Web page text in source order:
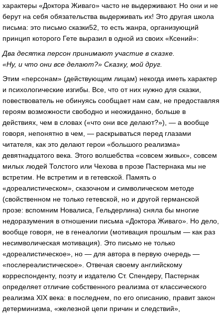
характеры «Доктора Живаго» часто не выдерживают. Но они и не
берут на себя обязательства выдерживать их! Это другая школа
письма: это письмо сказки52, то есть жанра, организующий
принцип которого Гете выразил в одной из своих «Ксений»:
Два десятка персон принимают участие в сказке.
«Ну, и что они все делают?» Сказку, мой друг.
Этим «персонам» (действующим лицам) некогда иметь характер
и психологические изгибы. Все, что от них нужно для сказки,
повествователь не обинуясь сообщает нам сам, не предоставляя
героям возможности свободно и неожиданно, больше в
действиях, чем в словах («что они все делают?»), — а вообще
говоря, непонятно в чем, — раскрываться перед глазами
читателя, как это делают герои «большого реализма»
девятнадцатого века. Этого волшебства «совсем живых», совсем
милых людей Толстого или Чехова в прозе Пастернака мы не
встретим. Не встретим и в гетевской. Память о
«дореалистическом», сказочном и символическом методе
(свойственном не только гетевской, но и другой германской
прозе: вспомним Новалиса, Гельдерлина) сняла бы многие
недоразумения в отношении письма «Доктора Живаго». Но дело,
вообще говоря, не в генеалогии (мотивация прошлым — как раз
несимволическая мотивация). Это письмо не только
«дореалистическое», но — для автора в первую очередь —
«послереалистическое». Отвечая своему английскому
корреспонденту, поэту и издателю Ст. Спендеру, Пастернак
определяет отличие собственного реализма от классического
реализма XIX века: в последнем, по его описанию, правит закон
детерминизма, «железной цепи причин и следствий»,